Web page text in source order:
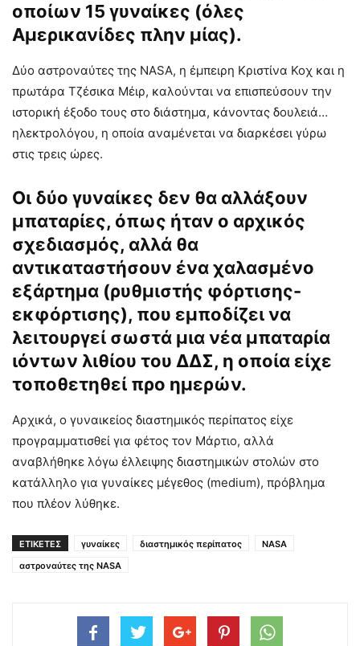
οποίων 15 γυναίκες (όλες
Αμερικανίδες πλην μίας).
Δύο αστροναύτες της NASΑ, η έμπειρη Κριστίνα Κοχ και η
πρωτάρα Τζέσικα Μέιρ, καλούνται να επισπεύσουν την
ιστορική έξοδο τους στο διάστημα, κάνοντας δουλειά…
ηλεκτρολόγου, η οποία αναμένεται να διαρκέσει γύρω
στις τρεις ώρες.
Οι δύο γυναίκες δεν θα αλλάξουν
μπαταρίες, όπως ήταν ο αρχικός
σχεδιασμός, αλλά θα
αντικαταστήσουν ένα χαλασμένο
εξάρτημα (ρυθμιστής φόρτισης-
εκφόρτισης), που εμποδίζει να
λειτουργεί σωστά μια νέα μπαταρία
ιόντων λιθίου του ΔΔΣ, η οποία είχε
τοποθετηθεί προ ημερών.
Αρχικά, ο γυναικείος διαστημικός περίπατος είχε
προγραμματισθεί για φέτος τον Μάρτιο, αλλά
αναβλήθηκε λόγω έλλειψης διαστημικών στολών στο
κατάλληλο για γυναίκες μέγεθος (medium), πρόβλημα
που πλέον λύθηκε.
ΕΤΙΚΕΤΕΣ γυναίκες διαστημικός περίπατος
NASΑ
αστροναύτες της NASΑ